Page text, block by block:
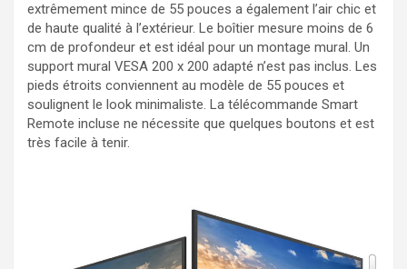
extrêmement mince de 55 pouces a également l’air chic et
de haute qualité à l’extérieur. Le boîtier mesure moins de 6
cm de profondeur et est idéal pour un montage mural. Un
support mural VESA 200 x 200 adapté n’est pas inclus. Les
pieds étroits conviennent au modèle de 55 pouces et
soulignent le look minimaliste. La télécommande Smart
Remote incluse ne nécessite que quelques boutons et est
très facile à tenir.